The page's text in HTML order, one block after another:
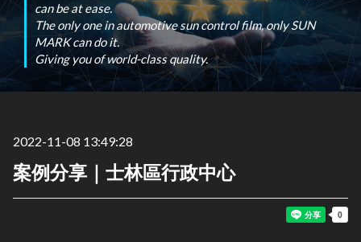
can be at ease.
The only one in automotive sun control film, only SUN
MARK can do it.
Giving you of world-class quality.
2022-11-08 13:49:28
案例分享｜士林區行政中心